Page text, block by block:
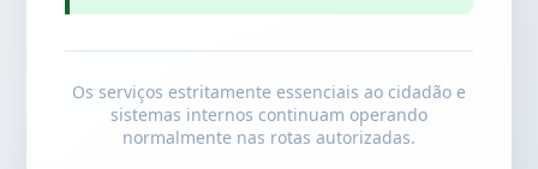
Os serviços estritamente essenciais ao cidadão e
sistemas internos continuam operando
normalmente nas rotas autorizadas.